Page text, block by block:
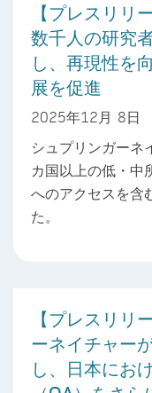
【プレスリリ
数千人の研究
し、再現性を
展を促進
2025年12月 8日
シュプリンガーネ
カ国以上の低・中
へのアクセスを含
た。
【プレスリリ
ーネイチャー
し、日本にお